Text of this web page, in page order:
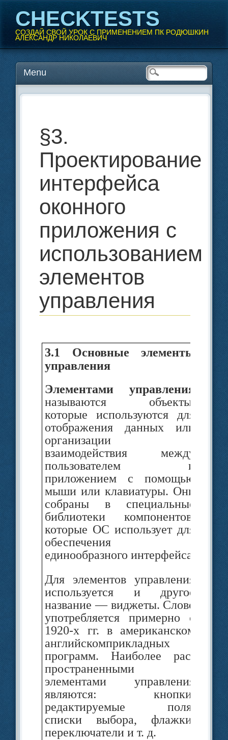
CHECKTESTS
СОЗДАЙ СВОЙ УРОК С ПРИМЕНЕНИЕМ ПК РОДЮШКИН
АЛЕКСАНДР НИКОЛАЕВИЧ
Главное меню
Перейти
содержанию
Menu
§3.
Проектирование
интерфейса
оконного
приложения с
использованием
элементов
управления
3.1 Основные элементы
управления
Элементами управления
называ­ются объекты,
которые используются для
отображения данных или
органи­зации
взаимодействия между
пользо­вателем и
приложением с помощью
мыши или клавиатуры. Они
собраны в специальные
библиотеки компонен­тов,
которые ОС использует для
обе­спечения
единообразного интерфейса
Для элементов управления
использу­ется и другое
название — виджеты. Сло­во
употребляется примерно с
1920-х гг. в американском
английскомприкладных
программ. Наиболее рас­
пространенными
элементами управ­ления
являются: кнопки,
редактируе­мые поля,
списки выбора, флажки,
переключатели и т. д.